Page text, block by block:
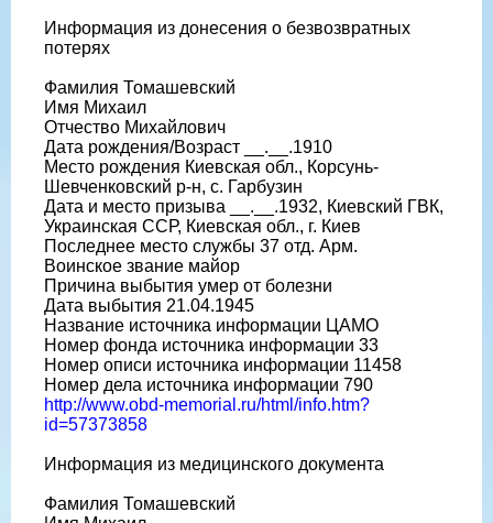
Информация из донесения о безвозвратных
потерях
Фамилия Томашевский
Имя Михаил
Отчество Михайлович
Дата рождения/Возраст __.__.1910
Место рождения Киевская обл., Корсунь-
Шевченковский р-н, с. Гарбузин
Дата и место призыва __.__.1932, Киевский ГВК,
Украинская ССР, Киевская обл., г. Киев
Последнее место службы 37 отд. Арм.
Воинское звание майор
Причина выбытия умер от болезни
Дата выбытия 21.04.1945
Название источника информации ЦАМО
Номер фонда источника информации 33
Номер описи источника информации 11458
Номер дела источника информации 790
http://www.obd-memorial.ru/html/info.htm?
id=57373858
Информация из медицинского документа
Фамилия Томашевский